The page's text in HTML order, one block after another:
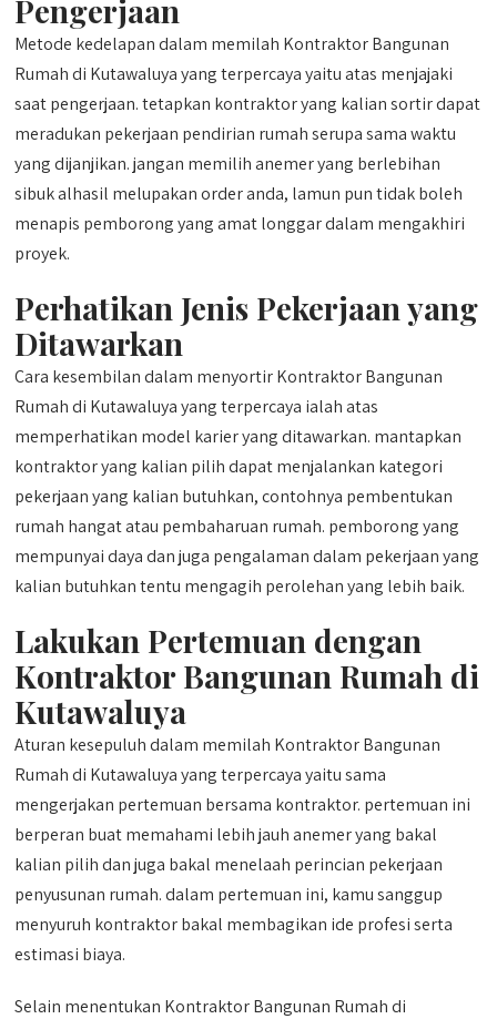
Pengerjaan
Metode kedelapan dalam memilah Kontraktor Bangunan
Rumah di Kutawaluya yang terpercaya yaitu atas menjajaki
saat pengerjaan. tetapkan kontraktor yang kalian sortir dapat
meradukan pekerjaan pendirian rumah serupa sama waktu
yang dijanjikan. jangan memilih anemer yang berlebihan
sibuk alhasil melupakan order anda, lamun pun tidak boleh
menapis pemborong yang amat longgar dalam mengakhiri
proyek.
Perhatikan Jenis Pekerjaan yang
Ditawarkan
Cara kesembilan dalam menyortir Kontraktor Bangunan
Rumah di Kutawaluya yang terpercaya ialah atas
memperhatikan model karier yang ditawarkan. mantapkan
kontraktor yang kalian pilih dapat menjalankan kategori
pekerjaan yang kalian butuhkan, contohnya pembentukan
rumah hangat atau pembaharuan rumah. pemborong yang
mempunyai daya dan juga pengalaman dalam pekerjaan yang
kalian butuhkan tentu mengagih perolehan yang lebih baik.
Lakukan Pertemuan dengan
Kontraktor Bangunan Rumah di
Kutawaluya
Aturan kesepuluh dalam memilah Kontraktor Bangunan
Rumah di Kutawaluya yang terpercaya yaitu sama
mengerjakan pertemuan bersama kontraktor. pertemuan ini
berperan buat memahami lebih jauh anemer yang bakal
kalian pilih dan juga bakal menelaah perincian pekerjaan
penyusunan rumah. dalam pertemuan ini, kamu sanggup
menyuruh kontraktor bakal membagikan ide profesi serta
estimasi biaya.
Selain menentukan Kontraktor Bangunan Rumah di